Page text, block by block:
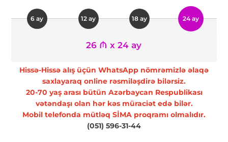
6 ay 12 ay 18 ay 24 ay
26 ₼ x 24 ay
Hissə-Hissə alış üçün WhatsApp nömrəmizlə əlaqə
saxlayaraq online rəsmiləşdirə bilərsiz.
20-70 yaş arası bütün Azərbaycan Respublikası
vətəndaşı olan hər kəs müraciət edə bilər.
Mobil telefonda mütləq SİMA proqramı olmalıdır.
(051) 596-31-44